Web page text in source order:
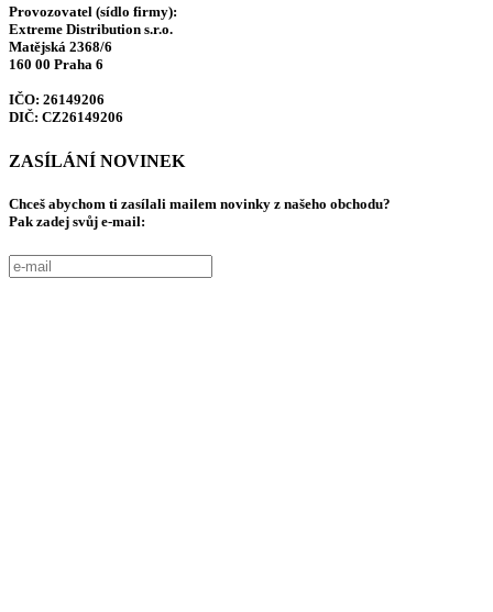
Provozovatel (sídlo firmy):
Extreme Distribution s.r.o.
Matějská 2368/6
160 00 Praha 6
IČO: 26149206
DIČ: CZ26149206
ZASÍLÁNÍ NOVINEK
Chceš abychom ti zasílali mailem novinky z našeho obchodu?
Pak zadej svůj e-mail: